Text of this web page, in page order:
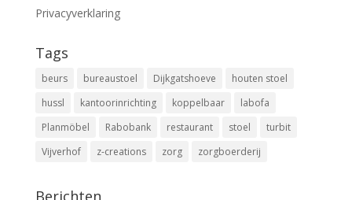
Privacyverklaring
Tags
beurs bureaustoel Dijkgatshoeve
houten stoel
hussl
kantoorinrichting koppelbaar
labofa
Planmöbel
Rabobank restaurant stoel
turbit
Vijverhof
z-creations zorg zorgboerderij
Berichten